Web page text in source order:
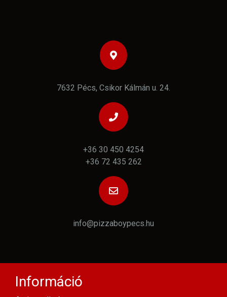
7632 Pécs, Csikor Kálmán u. 24.
+36 30 450 4254
+36 72 435 262
info@pizzaboypecs.hu
Információ